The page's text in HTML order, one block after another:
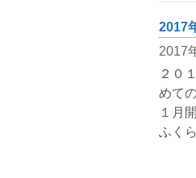
2017
2017
２０
めて
１月
ふく